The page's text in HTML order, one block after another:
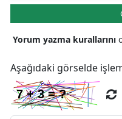
Yorum yazma kurallarını
Aşağıdaki görselde